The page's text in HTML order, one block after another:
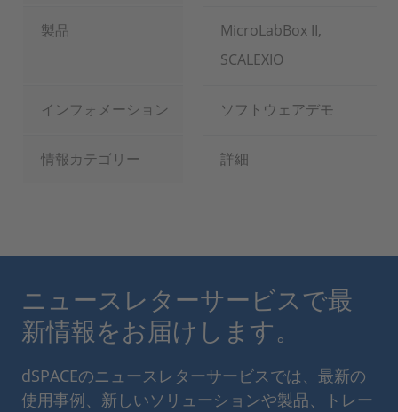
製品
MicroLabBox II,
SCALEXIO
インフォメーション ソフトウェアデモ
情報カテゴリー 詳細
ニュースレターサービスで最
新情報をお届けします。
dSPACEのニュースレターサービスでは、最新の
使用事例、新しいソリューションや製品、トレー